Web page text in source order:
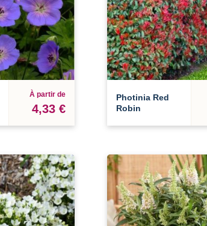
À partir de
4,33 €
Photinia Red
Robin